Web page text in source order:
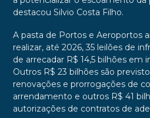
destacou Silvio Costa Filho.
A pasta de Portos e Aeroportos
realizar, até 2026, 35 leilões de
de arrecadar R$ 14,5 bilhões em
Outros R$ 23 bilhões são
renovações e prorrogações de
arrendamento e outros R$ 41
autorizações de contratos de